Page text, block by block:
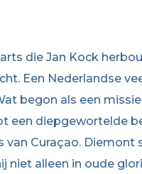
die Jan Kock
Een Nederlandse
begon als een
een diepgewortelde
van Curaçao. Diemont
niet alleen in oude